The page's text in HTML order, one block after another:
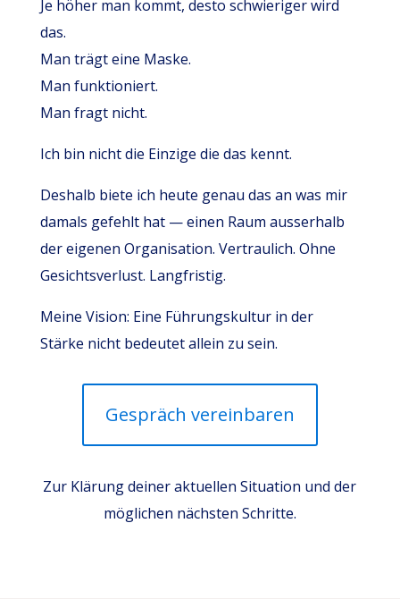
Je höher man kommt, desto schwieriger wird
das.
Man trägt eine Maske.
Man funktioniert.
Man fragt nicht.
Ich bin nicht die Einzige die das kennt.
Deshalb biete ich heute genau das an was mir
damals gefehlt hat — einen Raum ausserhalb
der eigenen Organisation. Vertraulich. Ohne
Gesichtsverlust. Langfristig.
Meine Vision: Eine Führungskultur in der
Stärke nicht bedeutet allein zu sein.
Gespräch vereinbaren
Zur Klärung deiner aktuellen Situation und der
möglichen nächsten Schritte.